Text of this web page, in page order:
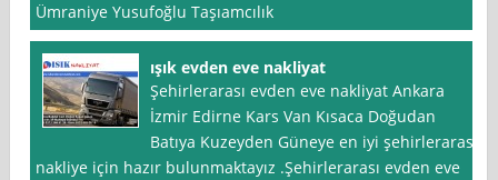
Ümraniye Yusufoğlu Taşıamcılık
ışık evden eve nakliyat
Şehirlerarası evden eve nakliyat Ankara
İzmir Edirne Kars Van Kısaca Doğudan
Batıya Kuzeyden Güneye en iyi şehirlerarası
nakliye için hazır bulunmaktayız .Şehirlerarası evden eve